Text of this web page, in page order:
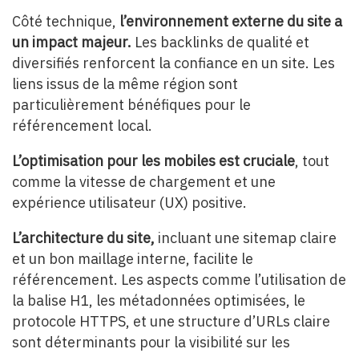
Côté technique, l’environnement externe du site a
un impact majeur. Les backlinks de qualité et
diversifiés renforcent la confiance en un site. Les
liens issus de la même région sont
particulièrement bénéfiques pour le
référencement local.
L’optimisation pour les mobiles est cruciale, tout
comme la vitesse de chargement et une
expérience utilisateur (UX) positive.
L’architecture du site, incluant une sitemap claire
et un bon maillage interne, facilite le
référencement. Les aspects comme l’utilisation de
la balise H1, les métadonnées optimisées, le
protocole HTTPS, et une structure d’URLs claire
sont déterminants pour la visibilité sur les